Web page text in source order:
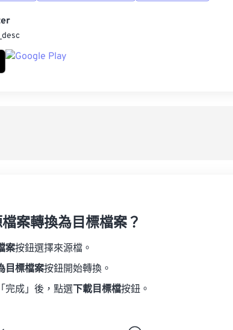
案轉換為目標檔案？
案按鈕選擇來源檔。
目標檔案按鈕開始轉換。
完成」後，點選 下載目標檔按鈕。